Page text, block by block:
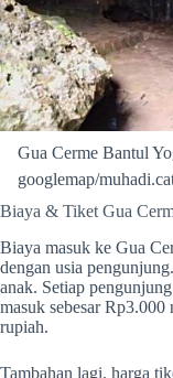
Gua Cerme Bantul
googlemap/
Biaya & Tiket Gua
Biaya masuk ke Gua
dengan usia
anak. Setiap
masuk sebesar Rp3.000
rupiah.
Tambahan lagi, harga